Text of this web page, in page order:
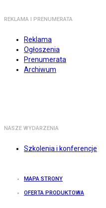
REKLAMA I PRENUMERATA
Reklama
Ogłoszenia
Prenumerata
Archiwum
NASZE WYDARZENIA
Szkolenia i konferencje
MAPA STRONY
OFERTA PRODUKTOWA